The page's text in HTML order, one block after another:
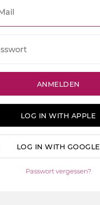
LOG IN WITH APPLE
LOG IN WITH GOOGLE
Passwort vergessen?